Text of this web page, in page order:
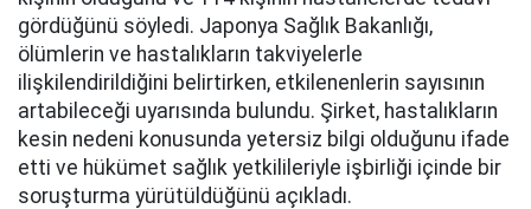
gördüğünü söyledi. Japonya Sağlık Bakanlığı,
ölümlerin ve hastalıkların takviyelerle
ilişkilendirildiğini belirtirken, etkilenenlerin sayısının
artabileceği uyarısında bulundu. Şirket, hastalıkların
kesin nedeni konusunda yetersiz bilgi olduğunu ifade
etti ve hükümet sağlık yetkilileriyle işbirliği içinde bir
soruşturma yürütüldüğünü açıkladı.